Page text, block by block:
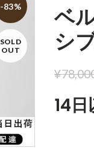
-83%
SOLD
OUT
ベ
シ
¥
14